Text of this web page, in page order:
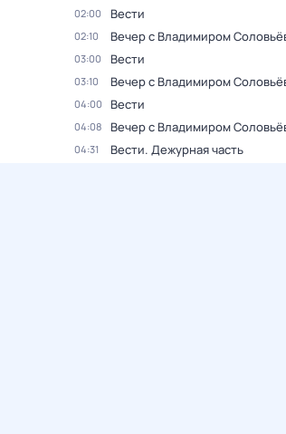
02:00 Вести
02:10 Вечер с Владимиром
03:00 Вести
03:10 Вечер с Владимиром
04:00 Вести
04:08 Вечер с Владимиром
04:31 Вести. Дежурная часть